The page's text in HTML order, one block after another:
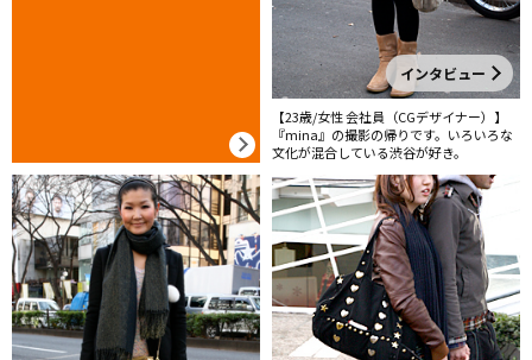
インタビュー
【23歳/女性 会社員（CGデザイナー）】
『mina』の撮影の帰りです。いろいろな
文化が混合している渋谷が好き。